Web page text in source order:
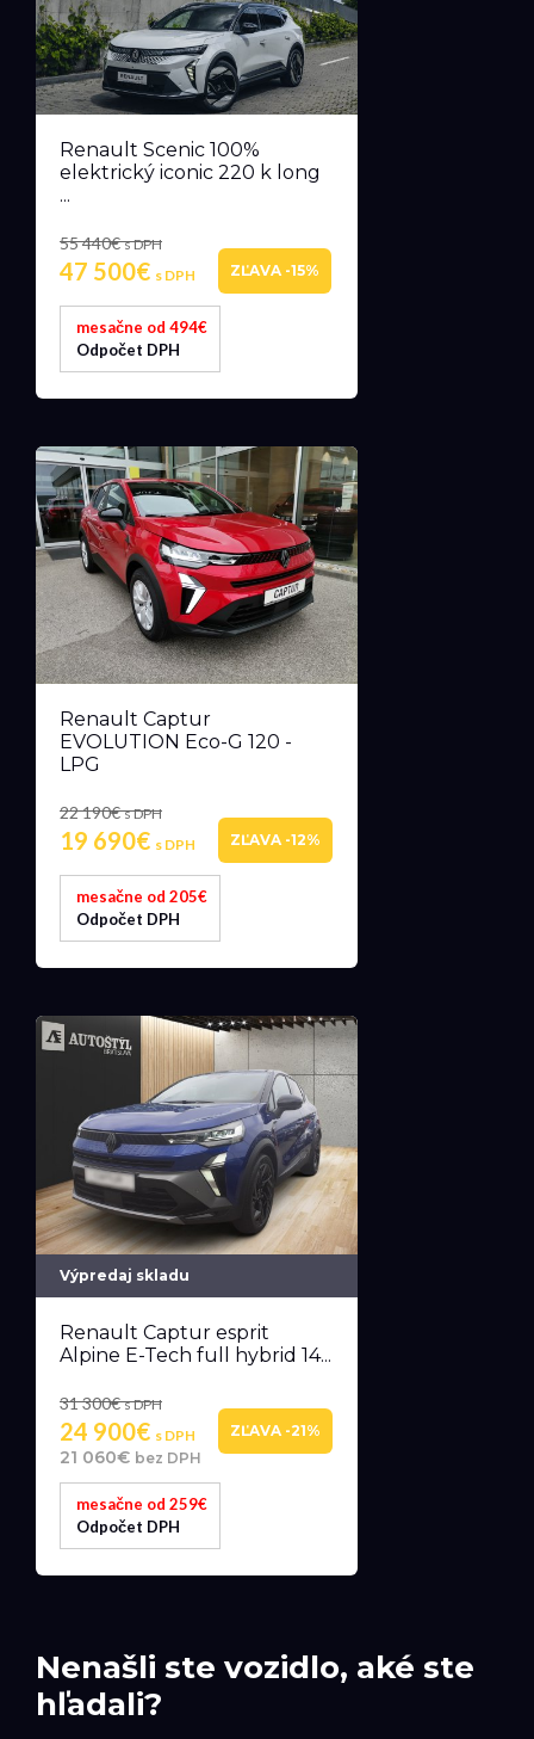
Renault Scenic 100%
elektrický iconic 220 k long
...
55 440€s DPH
47 500€ s DPH ZĽAVA -15%
mesačne od 494€
Odpočet DPH
Renault Captur
EVOLUTION Eco-G 120 -
LPG
22 190€s DPH
19 690€ s DPH ZĽAVA -12%
mesačne od 205€
Odpočet DPH
Výpredaj skladu
Renault Captur esprit
Alpine E-Tech full hybrid 14...
31 300€s DPH
24 900€ s DPH
21 060€ bez DPH
ZĽAVA -21%
mesačne od 259€
Odpočet DPH
Nenašli ste vozidlo, aké ste
hľadali?